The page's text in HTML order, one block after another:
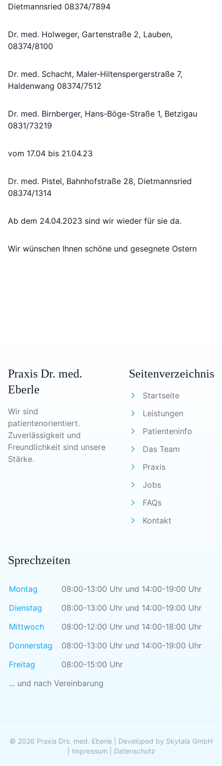
Dietmannsried 08374/7894
Dr. med. Holweger, Gartenstraße 2, Lauben,
08374/8100
Dr. med. Schacht, Maler-Hiltenspergerstraße 7,
Haldenwang 08374/7512
Dr. med. Birnberger, Hans-Böge-Straße 1, Betzigau
0831/73219
vom 17.04 bis 21.04.23
Dr. med. Pistel, Bahnhofstraße 28, Dietmannsried
08374/1314
Ab dem 24.04.2023 sind wir wieder für sie da.
Wir wünschen Ihnen schöne und gesegnete Ostern
Praxis Dr. med.
Eberle
Wir sind
patientenorientiert.
Zuverlässigkeit und
Freundlichkeit sind unsere
Stärke.
Seitenverzeichnis
Startseite
Leistungen
Patienteninfo
Das Team
Praxis
Jobs
FAQs
Kontakt
Sprechzeiten
Montag
08:00-13:00 Uhr und 14:00-19:00 Uhr
Dienstag
08:00-13:00 Uhr und 14:00-19:00 Uhr
Mittwoch
08:00-12:00 Uhr und 14:00-18:00 Uhr
Donnerstag
08:00-13:00 Uhr und 14:00-19:00 Uhr
Freitag
08:00-15:00 Uhr
... und nach Vereinbarung
© 2026 Praxis Drs. med. Eberle | Developed by Skytala GmbH
Impressum Datenschutz